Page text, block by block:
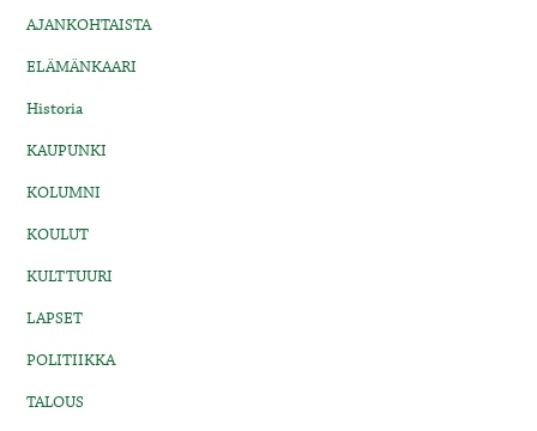
AJANKOHTAISTA
ELÄMÄNKAARI
Historia
KAUPUNKI
KOLUMNI
KOULUT
KULTTUURI
LAPSET
POLITIIKKA
TALOUS